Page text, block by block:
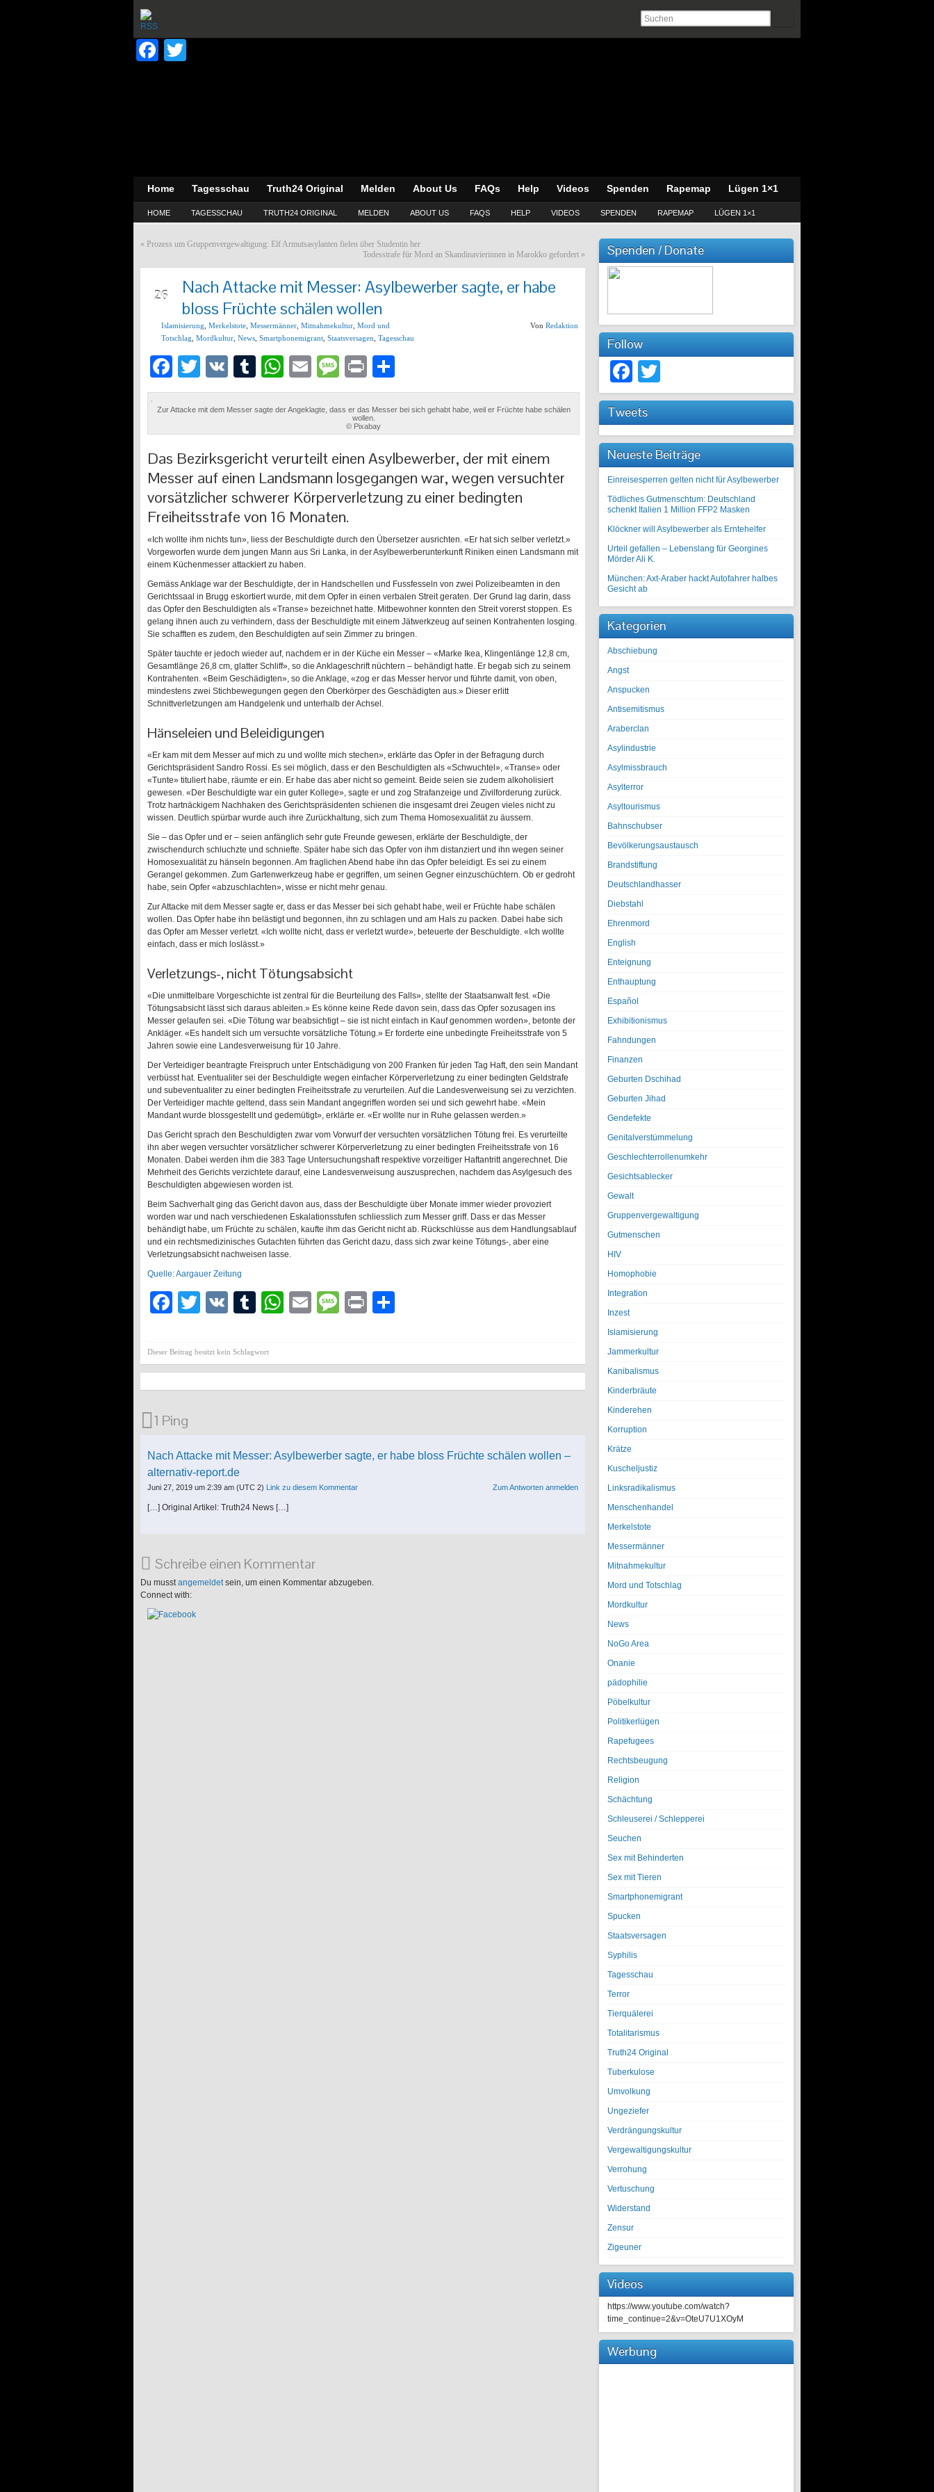
Facebook
Home Tagesschau Truth24 Original Melden About Us FAQs Help Videos Spenden Rapemap Lügen 1×1
HOME TAGESSCHAU TRUTH24 ORIGINAL MELDEN ABOUT US FAQS HELP VIDEOS SPENDEN RAPEMAP LÜGEN 1×1
« Prozess um Gruppenvergewaltigung: Elf Armutsasylanten fielen über Studentin her
Todesstrafe für Mord an Skandinavierinnen in Marokko gefordert »
26
Nach Attacke mit Messer: Asylbewerber sagte, er habe
bloss Früchte schälen wollen
Islamisierung Merkelstote Messermänner Mitnahmekultur Mord und
Totschlag Mordkultur News Smartphonemigrant Staatsversagen Tagesschau
Von Redaktion
Facebook
Twitter
VK Tumblr
WhatsApp
EmailMessage
Print
Zur Attacke mit dem Messer sagte der Angeklagte, dass er das Messer bei sich gehabt habe, weil er Früchte habe schälen
wollen.
© Pixabay
Das Bezirksgericht verurteilt einen Asylbewerber, der mit einem
Messer auf einen Landsmann losgegangen war, wegen versuchter
vorsätzlicher schwerer Körperverletzung zu einer bedingten
Freiheitsstrafe von 16 Monaten.
«Ich wollte ihm nichts tun», liess der Beschuldigte durch den Übersetzer ausrichten. «Er hat sich selber verletzt.»
Vorgeworfen wurde dem jungen Mann aus Sri Lanka, in der Asylbewerberunterkunft Riniken einen Landsmann mit
einem Küchenmesser attackiert zu haben.
Gemäss Anklage war der Beschuldigte, der in Handschellen und Fussfesseln von zwei Polizeibeamten in den
Gerichtssaal in Brugg eskortiert wurde, mit dem Opfer in einen verbalen Streit geraten. Der Grund lag darin, dass
das Opfer den Beschuldigten als «Transe» bezeichnet hatte. Mitbewohner konnten den Streit vorerst stoppen. Es
gelang ihnen auch zu verhindern, dass der Beschuldigte mit einem Jätwerkzeug auf seinen Kontrahenten losging.
Sie schafften es zudem, den Beschuldigten auf sein Zimmer zu bringen.
Später tauchte er jedoch wieder auf, nachdem er in der Küche ein Messer – «Marke Ikea, Klingenlänge 12,8 cm,
Gesamtlänge 26,8 cm, glatter Schliff», so die Anklageschrift nüchtern – behändigt hatte. Er begab sich zu seinem
Kontrahenten. «Beim Geschädigten», so die Anklage, «zog er das Messer hervor und führte damit, von oben,
mindestens zwei Stichbewegungen gegen den Oberkörper des Geschädigten aus.» Dieser erlitt
Schnittverletzungen am Handgelenk und unterhalb der Achsel.
Hänseleien und Beleidigungen
«Er kam mit dem Messer auf mich zu und wollte mich stechen», erklärte das Opfer in der Befragung durch
Gerichtspräsident Sandro Rossi. Es sei möglich, dass er den Beschuldigten als «Schwuchtel», «Transe» oder
«Tunte» tituliert habe, räumte er ein. Er habe das aber nicht so gemeint. Beide seien sie zudem alkoholisiert
gewesen. «Der Beschuldigte war ein guter Kollege», sagte er und zog Strafanzeige und Zivilforderung zurück.
Trotz hartnäckigem Nachhaken des Gerichtspräsidenten schienen die insgesamt drei Zeugen vieles nicht zu
wissen. Deutlich spürbar wurde auch ihre Zurückhaltung, sich zum Thema Homosexualität zu äussern.
Sie – das Opfer und er – seien anfänglich sehr gute Freunde gewesen, erklärte der Beschuldigte, der
zwischendurch schluchzte und schniefte. Später habe sich das Opfer von ihm distanziert und ihn wegen seiner
Homosexualität zu hänseln begonnen. Am fraglichen Abend habe ihn das Opfer beleidigt. Es sei zu einem
Gerangel gekommen. Zum Gartenwerkzeug habe er gegriffen, um seinen Gegner einzuschüchtern. Ob er gedroht
habe, sein Opfer «abzuschlachten», wisse er nicht mehr genau.
Zur Attacke mit dem Messer sagte er, dass er das Messer bei sich gehabt habe, weil er Früchte habe schälen
wollen. Das Opfer habe ihn belästigt und begonnen, ihn zu schlagen und am Hals zu packen. Dabei habe sich
das Opfer am Messer verletzt. «Ich wollte nicht, dass er verletzt wurde», beteuerte der Beschuldigte. «Ich wollte
einfach, dass er mich loslässt.»
Verletzungs-, nicht Tötungsabsicht
«Die unmittelbare Vorgeschichte ist zentral für die Beurteilung des Falls», stellte der Staatsanwalt fest. «Die
Tötungsabsicht lässt sich daraus ableiten.» Es könne keine Rede davon sein, dass das Opfer sozusagen ins
Messer gelaufen sei. «Die Tötung war beabsichtigt – sie ist nicht einfach in Kauf genommen worden», betonte der
Ankläger. «Es handelt sich um versuchte vorsätzliche Tötung.» Er forderte eine unbedingte Freiheitsstrafe von 5
Jahren sowie eine Landesverweisung für 10 Jahre.
Der Verteidiger beantragte Freispruch unter Entschädigung von 200 Franken für jeden Tag Haft, den sein Mandant
verbüsst hat. Eventualiter sei der Beschuldigte wegen einfacher Körperverletzung zu einer bedingten Geldstrafe
und subeventualiter zu einer bedingten Freiheitsstrafe zu verurteilen. Auf die Landesverweisung sei zu verzichten.
Der Verteidiger machte geltend, dass sein Mandant angegriffen worden sei und sich gewehrt habe. «Mein
Mandant wurde blossgestellt und gedemütigt», erklärte er. «Er wollte nur in Ruhe gelassen werden.»
Das Gericht sprach den Beschuldigten zwar vom Vorwurf der versuchten vorsätzlichen Tötung frei. Es verurteilte
ihn aber wegen versuchter vorsätzlicher schwerer Körperverletzung zu einer bedingten Freiheitsstrafe von 16
Monaten. Dabei werden ihm die 383 Tage Untersuchungshaft respektive vorzeitiger Haftantritt angerechnet. Die
Mehrheit des Gerichts verzichtete darauf, eine Landesverweisung auszusprechen, nachdem das Asylgesuch des
Beschuldigten abgewiesen worden ist.
Beim Sachverhalt ging das Gericht davon aus, dass der Beschuldigte über Monate immer wieder provoziert
worden war und nach verschiedenen Eskalationsstufen schliesslich zum Messer griff. Dass er das Messer
behändigt habe, um Früchte zu schälen, kaufte ihm das Gericht nicht ab. Rückschlüsse aus dem Handlungsablauf
und ein rechtsmedizinisches Gutachten führten das Gericht dazu, dass sich zwar keine Tötungs-, aber eine
Verletzungsabsicht nachweisen lasse.
Quelle: Aargauer Zeitung
Facebook
Twitter
VK Tumblr
WhatsApp
EmailMessage
Print
Dieser Beitrag besitzt kein Schlagwort
1 Ping
Nach Attacke mit Messer: Asylbewerber sagte, er habe bloss Früchte schälen wollen –
alternativ-report.de
Juni 27, 2019 um 2:39 am (UTC 2) Link zu diesem Kommentar Zum Antworten anmelden
[…] Original Artikel: Truth24 News […]
Schreibe einen Kommentar
Du musstangemeldetsein, um einen Kommentar abzugeben.
Connect with:
Spenden / Donate
Follow
Facebook
Tweets
Neueste Beiträge
Einreisesperren gelten nicht für Asylbewerber
Tödliches Gutmenschtum: Deutschland
schenkt Italien 1 Million FFP2 Masken
Klöckner will Asylbewerber als Erntehelfer
Urteil gefallen – Lebenslang für Georgines
Mörder Ali K.
München: Axt-Araber hackt Autofahrer halbes
Gesicht ab
Kategorien
Abschiebung
Angst
Anspucken
Antisemitismus
Araberclan
Asylindustrie
Asylmissbrauch
Asylterror
Asyltourismus
Bahnschubser
Bevölkerungsaustausch
Brandstiftung
Deutschlandhasser
Diebstahl
Ehrenmord
English
Enteignung
Enthauptung
Español
Exhibitionismus
Fahndungen
Finanzen
Geburten Dschihad
Geburten Jihad
Gendefekte
Genitalverstümmelung
Geschlechterrollenumkehr
Gesichtsablecker
Gewalt
Gruppenvergewaltigung
Gutmenschen
HIV
Homophobie
Integration
Inzest
Islamisierung
Jammerkultur
Kanibalismus
Kinderbräute
Kinderehen
Korruption
Krätze
Kuscheljustiz
Linksradikalismus
Menschenhandel
Merkelstote
Messermänner
Mitnahmekultur
Mord und Totschlag
Mordkultur
News
NoGo Area
Onanie
pädophilie
Pöbelkultur
Politikerlügen
Rapefugees
Rechtsbeugung
Religion
Schächtung
Schleuserei / Schlepperei
Seuchen
Sex mit Behinderten
Sex mit Tieren
Smartphonemigrant
Spucken
Staatsversagen
Syphilis
Tagesschau
Terror
Tierquälerei
Totalitarismus
Truth24 Original
Tuberkulose
Umvolkung
Ungeziefer
Verdrängungskultur
Vergewaltigungskultur
Verrohung
Vertuschung
Widerstand
Zensur
Zigeuner
Videos
https://www.youtube.com/watch?
time_continue=2&v=OteU7U1XOyM
Werbung